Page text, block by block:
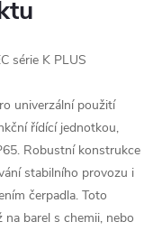
série K PLUS
univerzální použití
řídící jednotkou,
Robustní konstrukce
stabilního provozu i
čerpadla. Toto
barel s chemii, nebo